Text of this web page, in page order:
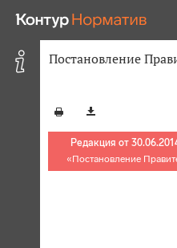
Постановление
Редакция от
«Постановление